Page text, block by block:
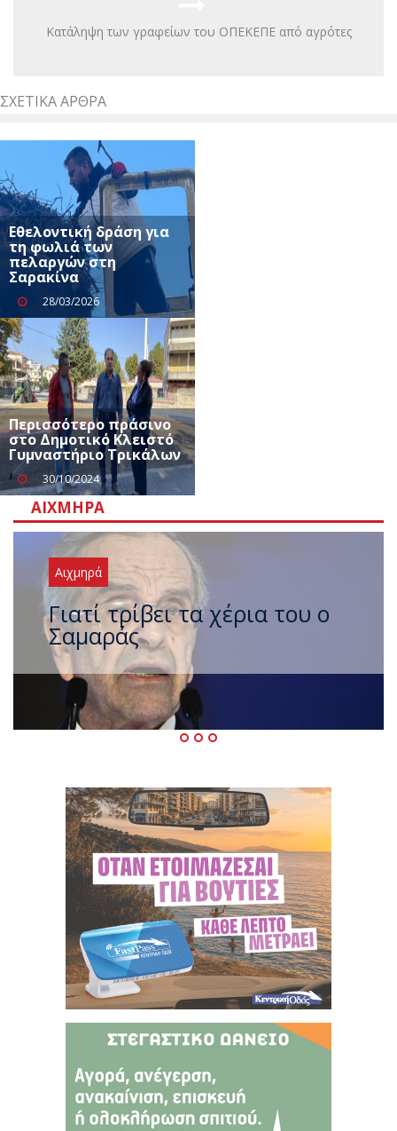
Κατάληψη των γραφείων του ΟΠΕΚΕΠΕ από αγρότες
ΣΧΕΤΙΚΆ ΆΡΘΡΑ
Εθελοντική δράση για
τη φωλιά των
πελαργών στη
Σαρακίνα
28/03/2026
Περισσότερο πράσινο
στο Δημοτικό Κλειστό
Γυμναστήριο Τρικάλων
30/10/2024
ΑΙΧΜΗΡΆ
Αιχμηρά
Ξαναχτύπησαν